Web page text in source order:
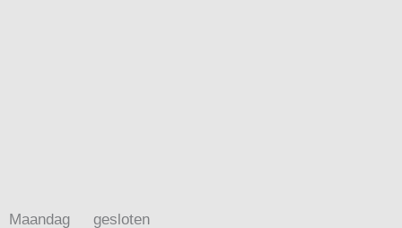
Maandag gesloten